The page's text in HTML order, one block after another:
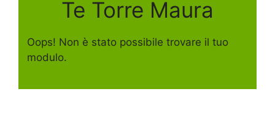
Te Torre Maura
Oops! Non è stato possibile trovare il tuo
modulo.